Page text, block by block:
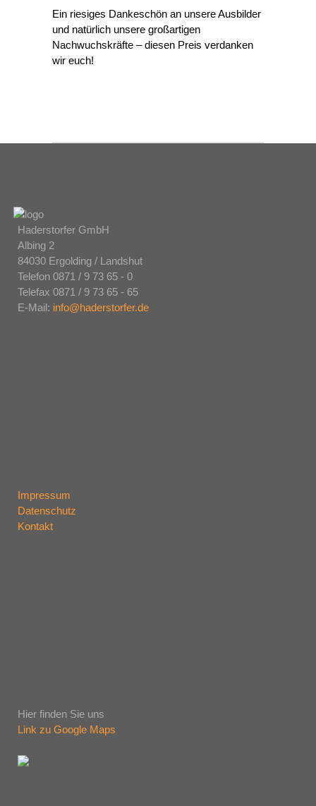
Ein riesiges Dankeschön an unsere Ausbilder
und natürlich unsere großartigen
Nachwuchskräfte – diesen Preis verdanken
wir euch!
Haderstorfer GmbH
Albing 2
84030 Ergolding / Landshut
Telefon 0871 / 9 73 65 - 0
Telefax 0871 / 9 73 65 - 65
E-Mail: info@haderstorfer.de
Impressum
Datenschutz
Kontakt
Hier finden Sie uns
Link zu Google Maps